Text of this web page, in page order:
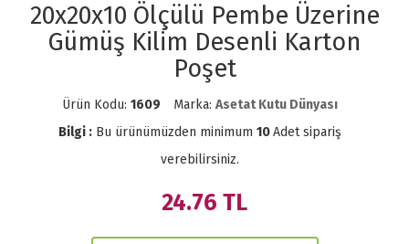
20x20x10 Ölçülü Pembe Üzerine
Gümüş Kilim Desenli Karton
Poşet
Ürün Kodu: 1609 Marka: Asetat Kutu Dünyası
Bilgi : Bu ürünümüzden minimum 10Adet sipariş
verebilirsiniz.
24.76 TL